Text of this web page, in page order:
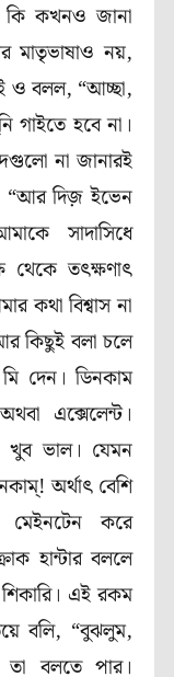
কখনও জানা
মাতৃভাষাও নয়,
ও বলল, “আচ্ছা,
হবে না।
না জানারই
“আর দিজ় ইভেন
সাদাসিধে
থেকে তৎক্ষণাৎ
কথা বিশ্বাস না
কিছুই বলা চলে
দেন। ডিনকাম
এক্সেলেন্ট।
খুব ভাল। যেমন
অর্থাৎ বেশি
করে
হান্টার বললে
এই রকম
বলি, “বুঝলুম,
তা বলতে পার।